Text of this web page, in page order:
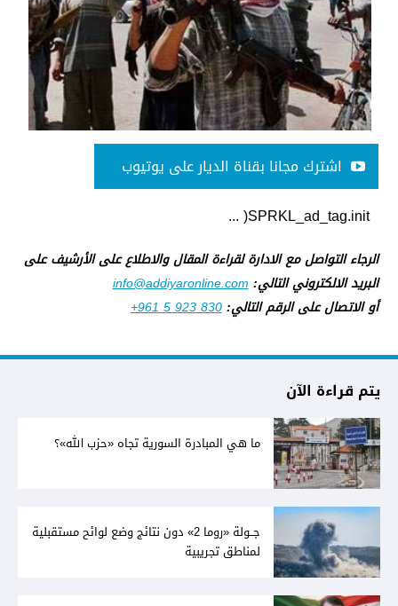
اشترك مجانا بقناة الديار على يوتيوب
SPRKL_ad_tag.init( ...
الرجاء التواصل مع الادارة لقراءة المقال والاطلاع على الأرشيف على
البريد الالكتروني التالي:info@addiyaronline.com
أو الاتصال على الرقم التالي:+961 5 923 830
يتم قراءة الآن
ما هي المبادرة السورية تجاه «حزب الله»؟
جــولة «روما 2» دون نتائج وضع لوائح مستقبلية
لمناطق تجريبية